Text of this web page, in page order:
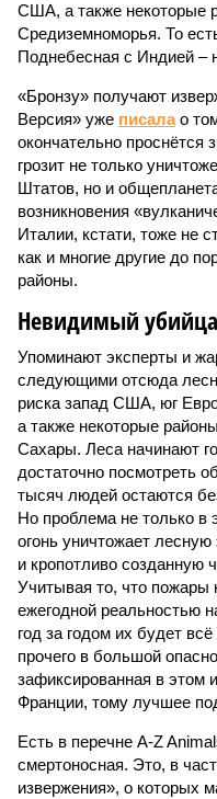
США, а также некоторые
Средиземноморья. То
Поднебесная с Индией –
«Бронзу» получают
Версия» уже писалао
окончательно проснётся
грозит не только
Штатов, но и
возникновения
Италии, кстати, тоже не
как и многие другие до
районы.
Невидимый убийца
Упоминают эксперты и
следующими отсюда
риска запад США, юг
а также некоторые
Сахары. Леса начинают
достаточно посмотреть
тысяч людей остаются
Но проблема не только
огонь уничтожает лесную
и кропотливо созданную
Учитывая то, что пожары
ежегодной реальностью
год за годом их будет
прочего в большой
зафиксированная в этом
Франции, тому лучшее
Есть в перечне A-Z
смертоносная. Это, в
извержения», о которых